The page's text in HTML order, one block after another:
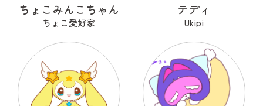
ちょこみんこちゃん
ちょこ愛好家
テディ
Ukipi